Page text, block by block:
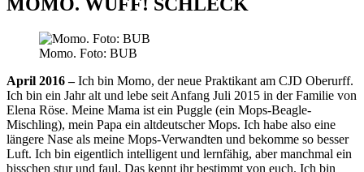
Momo. Foto: BUB
April 2016 –Ich bin Momo, der neue Praktikant am CJD Oberurff.
Ich bin ein Jahr alt und lebe seit Anfang Juli 2015 in der Familie von
Elena Röse. Meine Mama ist ein Puggle (ein Mops-Beagle-
Mischling), mein Papa ein altdeutscher Mops. Ich habe also eine
längere Nase als meine Mops-Verwandten und bekomme so besser
Luft. Ich bin eigentlich intelligent und lernfähig, aber manchmal ein
bisschen stur und faul. Das kennt ihr bestimmt von euch. Ich bin